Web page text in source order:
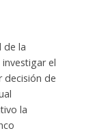
de la
el
decisión de
la